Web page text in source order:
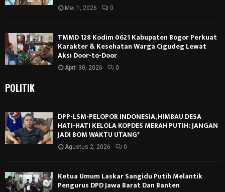
Mei 1, 2026 0
TMMD 128 Kodim 0621 Kabupaten Bogor Perkuat
Karakter & Kesehatan Warga Cigudeg Lewat
Aksi Door-to-Door
April 30, 2026 0
POLITIK
DPP-LSM-PELOPOR INDONESIA, HIMBAU DESA
HATI-HATI KELOLA KOPDES MERAH PUTIH: JANGAN
JADI BOM WAKTU UTANG*
Agustus 2, 2026 0
Ketua Umum Laskar Sangidu Putih Melantik
Pengurus DPD Jawa Barat Dan Banten